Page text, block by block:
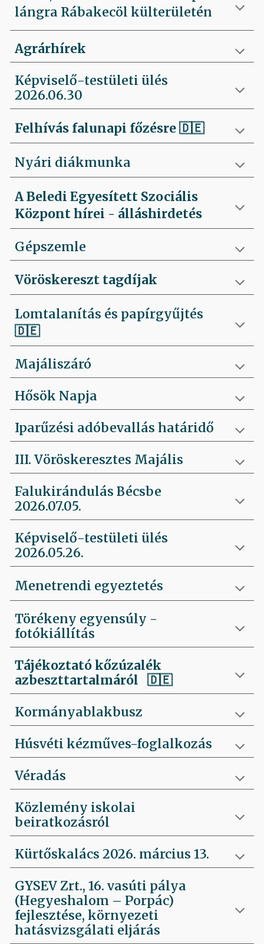
lángra Rábakecöl külterületén
Agrárhírek
Képviselő-testületi ülés
2026.06.30
Felhívás falunapi főzésre🇩🇪
Nyári diákmunka
A Beledi Egyesített Szociális
Központ hírei - álláshirdetés
Gépszemle
Vöröskereszt tagdíjak
Lomtalanítás és papírgyűjtés
🇩🇪
Majáliszáró
Hősök Napja
Iparűzési adóbevallás határidő
III. Vöröskeresztes Majális
Falukirándulás Bécsbe
2026.07.05.
Képviselő-testületi ülés
2026.05.26.
Menetrendi egyeztetés
Törékeny egyensúly -
fotókiállítás
Tájékoztató kőzúzalék
azbeszttartalmáról 🇩🇪
Kormányablakbusz
Húsvéti kézműves-foglalkozás
Véradás
Közlemény iskolai
beiratkozásról
Kürtőskalács 2026. március 13.
GYSEV Zrt., 16. vasúti pálya
(Hegyeshalom – Porpác)
fejlesztése, környezeti
hatásvizsgálati eljárás